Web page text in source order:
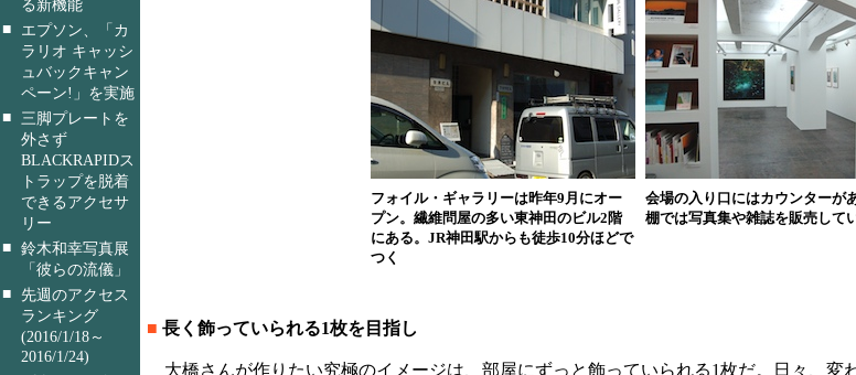
る新機能
■
エプソン、「カ
ラリオ キャッシ
ュバックキャン
ペーン!」を実施
■ 三脚プレートを
外さず
BLACKRAPIDス
トラップを脱着
できるアクセサ
リー
■ 鈴木和幸写真展
「彼らの流儀」
■ 先週のアクセス
ランキング
(2016/1/18～
2016/1/24)
フォイル・ギャラリーは昨年9月にオー
プン。繊維問屋の多い東神田のビル2階
にある。JR神田駅からも徒歩10分ほどで
つく
会場の入り口にはカウンターが
棚では写真集や雑誌を販売して
■ 長く飾っていられる1枚を目指し
大橋さんが作りたい究極のイメージは、部屋にずっと飾っていられる1枚だ。日々、変